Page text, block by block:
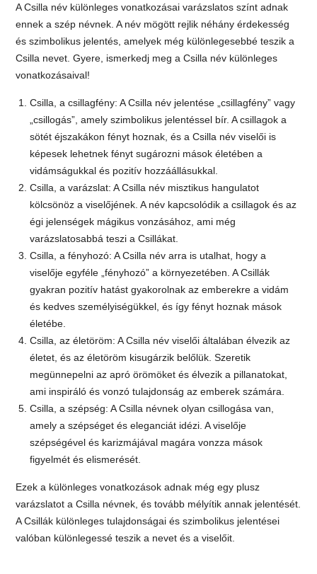
A Csilla név különleges vonatkozásai varázslatos színt adnak
ennek a szép névnek. A név mögött rejlik néhány érdekesség
és szimbolikus jelentés, amelyek még különlegesebbé teszik a
Csilla nevet. Gyere, ismerkedj meg a Csilla név különleges
vonatkozásaival!
Csilla, a csillagfény: A Csilla név jelentése „csillagfény” vagy
„csillogás”, amely szimbolikus jelentéssel bír. A csillagok a
sötét éjszakákon fényt hoznak, és a Csilla név viselői is
képesek lehetnek fényt sugározni mások életében a
vidámságukkal és pozitív hozzáállásukkal.
Csilla, a varázslat: A Csilla név misztikus hangulatot
kölcsönöz a viselőjének. A név kapcsolódik a csillagok és az
égi jelenségek mágikus vonzásához, ami még
varázslatosabbá teszi a Csillákat.
Csilla, a fényhozó: A Csilla név arra is utalhat, hogy a
viselője egyféle „fényhozó” a környezetében. A Csillák
gyakran pozitív hatást gyakorolnak az emberekre a vidám
és kedves személyiségükkel, és így fényt hoznak mások
életébe.
Csilla, az életöröm: A Csilla név viselői általában élvezik az
életet, és az életöröm kisugárzik belőlük. Szeretik
megünnepelni az apró örömöket és élvezik a pillanatokat,
ami inspiráló és vonzó tulajdonság az emberek számára.
Csilla, a szépség: A Csilla névnek olyan csillogása van,
amely a szépséget és eleganciát idézi. A viselője
szépségével és karizmájával magára vonzza mások
figyelmét és elismerését.
Ezek a különleges vonatkozások adnak még egy plusz
varázslatot a Csilla névnek, és tovább mélyítik annak jelentését.
A Csillák különleges tulajdonságai és szimbolikus jelentései
valóban különlegessé teszik a nevet és a viselőit.